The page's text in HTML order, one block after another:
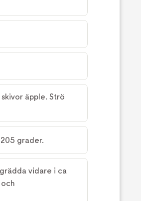
äpple. Strö
grader.
vidare i ca